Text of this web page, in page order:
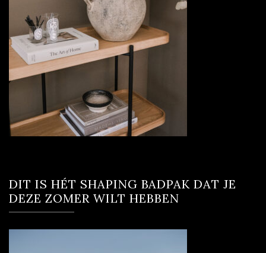
DIT IS HÉT SHAPING BADPAK DAT JE
DEZE ZOMER WILT HEBBEN